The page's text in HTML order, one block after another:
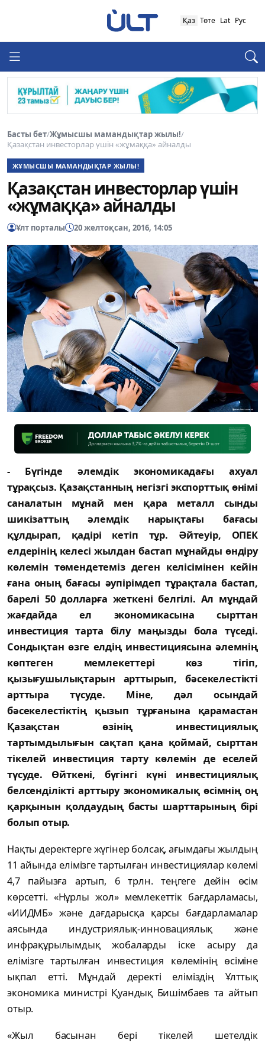
Қаз Төте Lat Рус
Басты бет/Жұмысшы мамандықтар жылы!/
Қазақстан инвесторлар үшін «жұмаққа» айналды
ЖҰМЫСШЫ МАМАНДЫҚТАР ЖЫЛЫ!
Қазақстан инвесторлар үшін
«жұмаққа» айналды
Ұлт порталы 20 желтоқсан, 2016, 14:05
- Бүгінде әлемдік экономикадағы ахуал
тұрақсыз. Қазақстанның негізгі экспорттық өнімі
саналатын мұнай мен қара металл сынды
шикізаттың әлемдік нарықтағы бағасы
құлдырап, қадірі кетіп тұр. Әйтеуір, ОПЕК
елдерінің келесі жылдан бастап мұнайды өндіру
көлемін төмендетеміз деген келісімінен кейін
ғана оның бағасы әупірімдеп тұрақтала бастап,
барелі 50 долларға жеткені белгілі. Ал мұндай
жағдайда ел экономикасына сырттан
инвестиция тарта білу маңызды бола түседі.
Сондықтан өзге елдің инвестициясына әлемнің
көптеген мемлекеттері көз тігіп,
қызығушылықтарын арттырып, бәсекелестікті
арттыра түсуде. Міне, дәл осындай
бәсекелестіктің қызып тұрғанына қарамастан
Қазақстан өзінің инвестициялық
тартымдылығын сақтап қана қоймай, сырттан
тікелей инвестиция тарту көлемін де еселей
түсуде. Өйткені, бүгінгі күні инвестициялық
белсенділікті арттыру экономикалық өсімнің оң
қарқынын қолдаудың басты шарттарының бірі
болып отыр.
Нақты деректерге жүгінер болсақ, ағымдағы жылдың
11 айында елімізге тартылған инвестициялар көлемі
4,7 пайызға артып, 6 трлн. теңгеге дейін өсім
көрсетті. «Нұрлы жол» мемлекеттік бағдарламасы,
«ИИДМБ» және дағдарысқа қарсы бағдарламалар
аясында индустриялық-инновациялық және
инфрақұрылымдық жобаларды іске асыру да
елімізге тартылған инвестиция көлемінің өсіміне
ықпал етті. Мұндай деректі еліміздің Ұлттық
экономика министрі Қуандық Бишімбаев та айтып
отыр.
«Жыл басынан бері тікелей шетелдік